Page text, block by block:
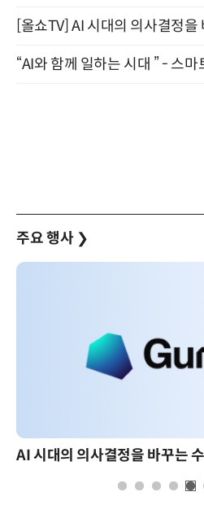
주요 행사 ❯
AI 시대의 의사결정을 바꾸는 수리최적화(Optimization): 실제 산업 적용 사례와 활용 전략